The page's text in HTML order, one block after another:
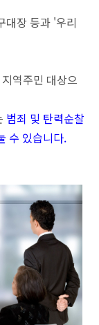
대장 등과 '우리
역주민 대상으
범죄 및 탄력순찰
수 있습니다.